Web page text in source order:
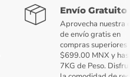
Envío Gratuito
Aprovecha nuestra
de envío gratis en
compras superiores
$699.00 MNX y
7KG de Peso.